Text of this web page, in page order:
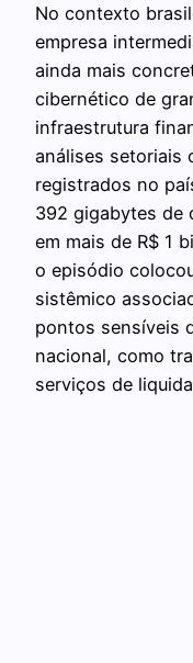
No contexto
empresa
ainda mais
cibernético de
infraestrutura
análises setoriais
registrados no
392 gigabytes de
em mais de R$ 1
o episódio
sistêmico
pontos sensíveis
nacional, como
serviços de